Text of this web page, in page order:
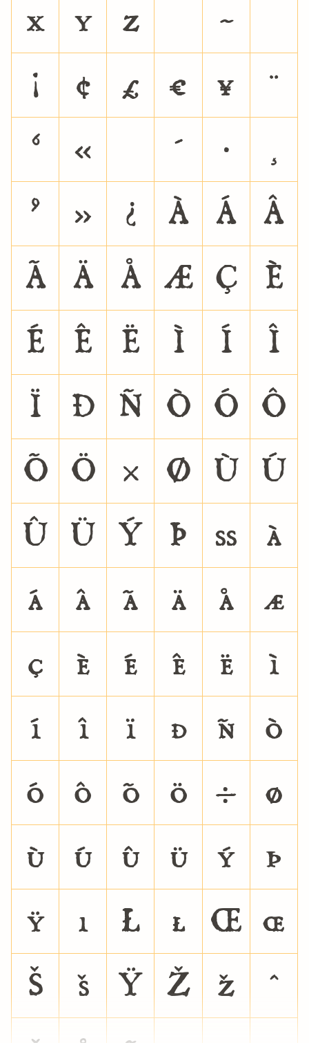
x
y z
~
¡
¢ £ ¤ ¥
¨
ª
« ´ ·
¸
º
» ¿ À Á
Â
Ã
Ä Å Æ Ç
È
É
Ê Ë Ì Í
Î
Ï
Ð Ñ Ò Ó
Ô
Õ
Ö × Ø Ù
Ú
Û Ü Ý Þ ß
à
á
â ã ä å
æ
ç
è é ê ë
ì
í
î ï ð ñ
ò
ó
ô õ ö ÷
ø
ù
ú û ü ý
þ
ÿ
ı Ł ł Œ œ
Š
š Ÿ Ž ž
ˆ